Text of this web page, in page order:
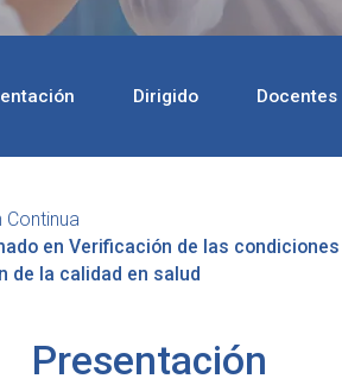
Dirigido Docentes
Continua
en Verificación de las
de la calidad en salud
Presentación